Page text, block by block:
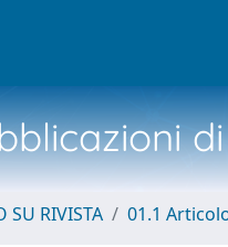
SU RIVISTA 01.1